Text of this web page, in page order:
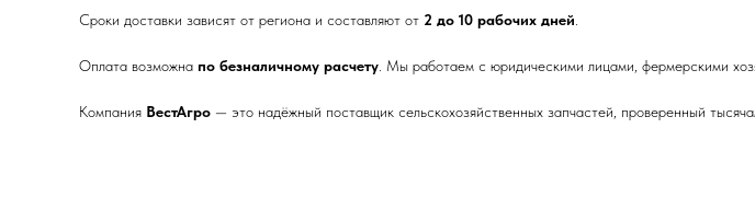
Сроки доставки зависят от региона и составляют от 2 до 10 рабочих дней
Оплата возможна по безналичному расчету . Мы работаем с юридическими лицами, фермерскими
Компания ВестАгро — это надёжный поставщик сельскохозяйственных запчастей, проверенный